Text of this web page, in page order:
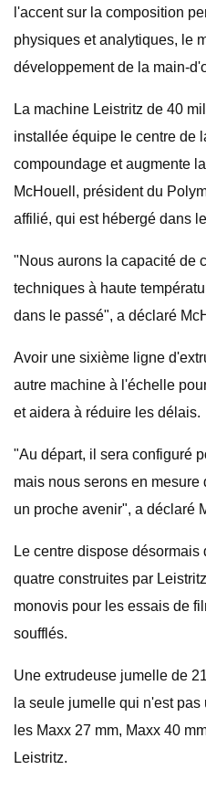
l'accent sur la composition
physiques et analytiques, le
développement de la main-
La machine Leistritz de 40
installée équipe le centre de
compoundage et augmente
McHouell, président du
affilié, qui est hébergé dans
"Nous aurons la capacité de
techniques à haute
dans le passé", a déclaré
Avoir une sixième ligne
autre machine à l'échelle
et aidera à réduire les délais.
"Au départ, il sera configuré
mais nous serons en
un proche avenir", a déclaré
Le centre dispose
quatre construites par
monovis pour les essais de
soufflés.
Une extrudeuse jumelle de
la seule jumelle qui n'est
les Maxx 27 mm, Maxx 40
Leistritz.